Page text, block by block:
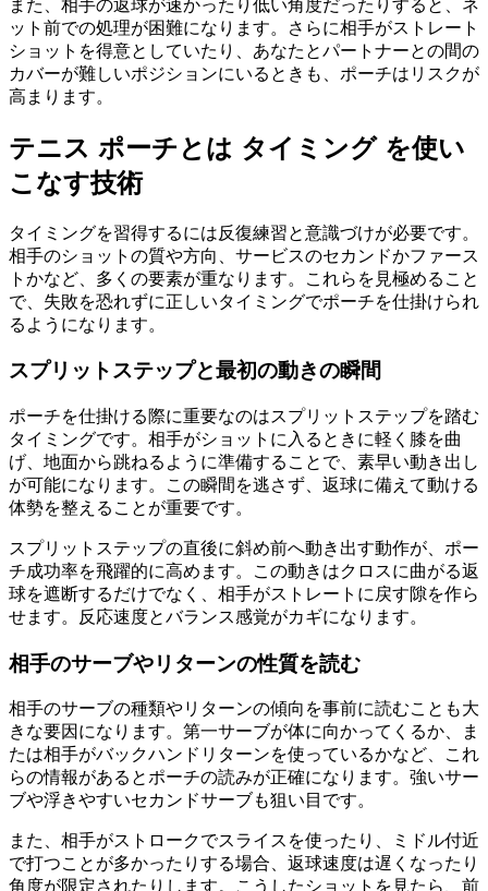
また、相手の返球が速かったり低い角度だったりすると、ネ
ット前での処理が困難になります。さらに相手がストレート
ショットを得意としていたり、あなたとパートナーとの間の
カバーが難しいポジションにいるときも、ポーチはリスクが
高まります。
テニス ポーチとは タイミング を使い
こなす技術
タイミングを習得するには反復練習と意識づけが必要です。
相手のショットの質や方向、サービスのセカンドかファース
トかなど、多くの要素が重なります。これらを見極めること
で、失敗を恐れずに正しいタイミングでポーチを仕掛けられ
るようになります。
スプリットステップと最初の動きの瞬間
ポーチを仕掛ける際に重要なのはスプリットステップを踏む
タイミングです。相手がショットに入るときに軽く膝を曲
げ、地面から跳ねるように準備することで、素早い動き出し
が可能になります。この瞬間を逃さず、返球に備えて動ける
体勢を整えることが重要です。
スプリットステップの直後に斜め前へ動き出す動作が、ポー
チ成功率を飛躍的に高めます。この動きはクロスに曲がる返
球を遮断するだけでなく、相手がストレートに戻す隙を作ら
せます。反応速度とバランス感覚がカギになります。
相手のサーブやリターンの性質を読む
相手のサーブの種類やリターンの傾向を事前に読むことも大
きな要因になります。第一サーブが体に向かってくるか、ま
たは相手がバックハンドリターンを使っているかなど、これ
らの情報があるとポーチの読みが正確になります。強いサー
ブや浮きやすいセカンドサーブも狙い目です。
また、相手がストロークでスライスを使ったり、ミドル付近
で打つことが多かったりする場合、返球速度は遅くなったり
角度が限定されたりします。こうしたショットを見たら、前